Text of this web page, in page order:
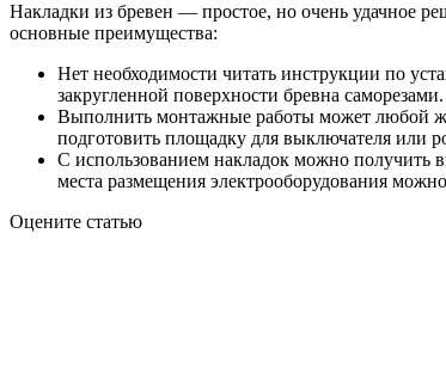
Накладки из бревен — простое, но очень удачное
основные преимущества:
Нет необходимости читать инструкции по
закругленной поверхности бревна саморезами.
Выполнить монтажные работы может любой
подготовить площадку для выключателя или
С использованием накладок можно получить
места размещения электрооборудования
Оцените статью